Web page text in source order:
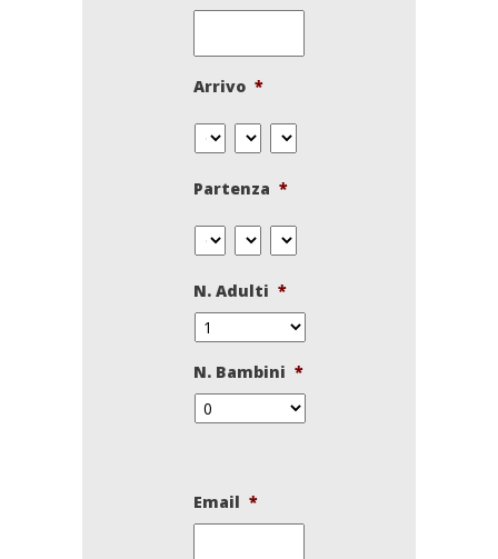
Arrivo *
Partenza *
N. Adulti *
N. Bambini *
Email *